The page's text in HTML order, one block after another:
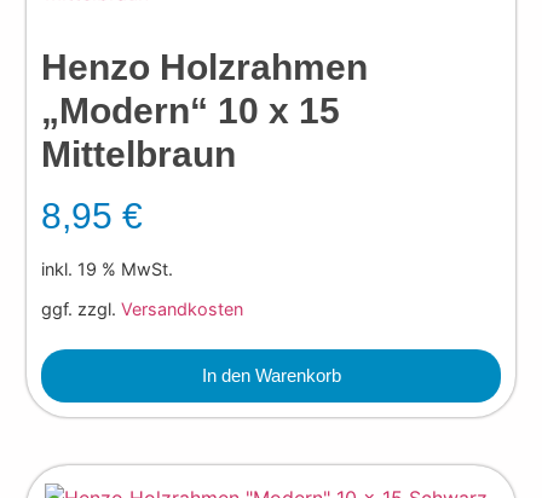
Henzo Holzrahmen
„Modern“ 10 x 15
Mittelbraun
8,95€
inkl. 19 % MwSt.
ggf. zzgl.Versandkosten
In den Warenkorb